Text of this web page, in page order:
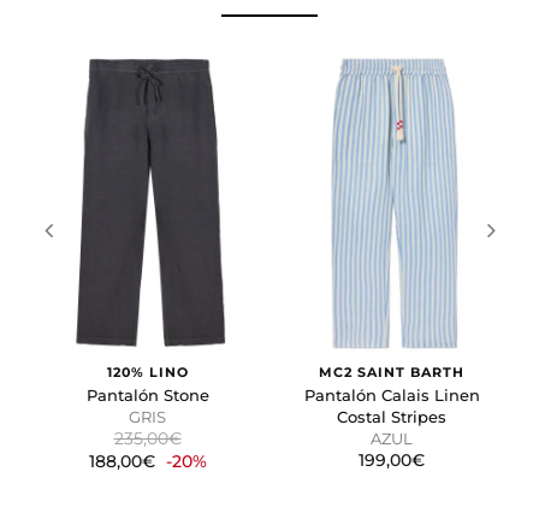
120% LINO
Pantalón Stone
GRIS
235,00€
188,00€ -20%
MC2 SAINT BARTH
Pantalón Calais Linen
Costal Stripes
AZUL
199,00€
Estas cookies se utilizan para rastrear a los visitantes en
las páginas web. La intención es mostrar anuncios
relevantes y atractivos para el usuario individual.
GUARDAR CONFIGURACIÓN
Puedes volver a configurar tus cookies desde la sección
"Configuración de cookies" al pie de la página. También puedes
consultar nuestra
política de cookies